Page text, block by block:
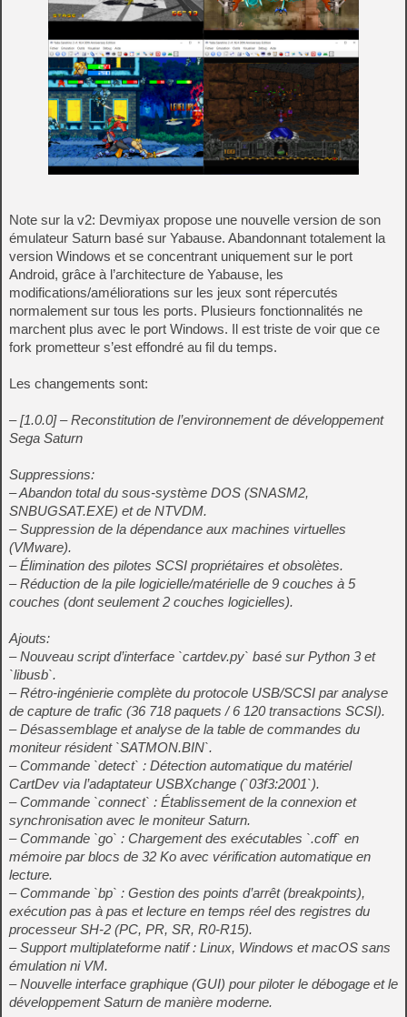
Note sur la v2: Devmiyax propose une nouvelle version de son
émulateur Saturn basé sur Yabause. Abandonnant totalement la
version Windows et se concentrant uniquement sur le port
Android, grâce à l’architecture de Yabause, les
modifications/améliorations sur les jeux sont répercutés
normalement sur tous les ports. Plusieurs fonctionnalités ne
marchent plus avec le port Windows. Il est triste de voir que ce
fork prometteur s’est effondré au fil du temps.
Les changements sont:
– [1.0.0] – Reconstitution de l’environnement de développement
Sega Saturn
Suppressions:
– Abandon total du sous-système DOS (SNASM2,
SNBUGSAT.EXE) et de NTVDM.
– Suppression de la dépendance aux machines virtuelles
(VMware).
– Élimination des pilotes SCSI propriétaires et obsolètes.
– Réduction de la pile logicielle/matérielle de 9 couches à 5
couches (dont seulement 2 couches logicielles).
Ajouts:
– Nouveau script d’interface `cartdev.py` basé sur Python 3 et
`libusb`.
– Rétro-ingénierie complète du protocole USB/SCSI par analyse
de capture de trafic (36 718 paquets / 6 120 transactions SCSI).
– Désassemblage et analyse de la table de commandes du
moniteur résident `SATMON.BIN`.
– Commande `detect` : Détection automatique du matériel
CartDev via l’adaptateur USBXchange (`03f3:2001`).
– Commande `connect` : Établissement de la connexion et
synchronisation avec le moniteur Saturn.
– Commande `go` : Chargement des exécutables `.coff` en
mémoire par blocs de 32 Ko avec vérification automatique en
lecture.
– Commande `bp` : Gestion des points d’arrêt (breakpoints),
exécution pas à pas et lecture en temps réel des registres du
processeur SH-2 (PC, PR, SR, R0-R15).
– Support multiplateforme natif : Linux, Windows et macOS sans
émulation ni VM.
– Nouvelle interface graphique (GUI) pour piloter le débogage et le
développement Saturn de manière moderne.